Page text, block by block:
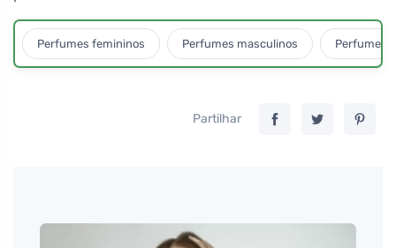
Perfumes femininos Perfumes masculinos Perfumes
Partilhar